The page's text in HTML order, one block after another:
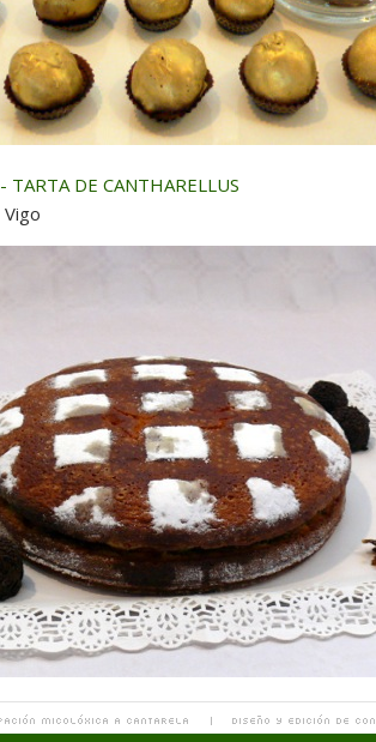
TARTA DE CANTHARELLUS